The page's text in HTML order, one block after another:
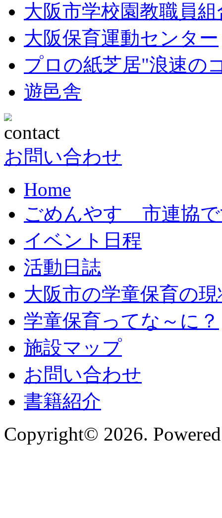
大阪市学校園教職員組
大阪保育運動センター
プロの紙芝居"浪速の
遊邑舎
お問い合わせ
Home
ごめんやす 市連協
イベント日程
活動日誌
大阪市の学童保育の
学童保育ってな～に？
施設マップ
お問い合わせ
書籍紹介
Copyright© 2026.